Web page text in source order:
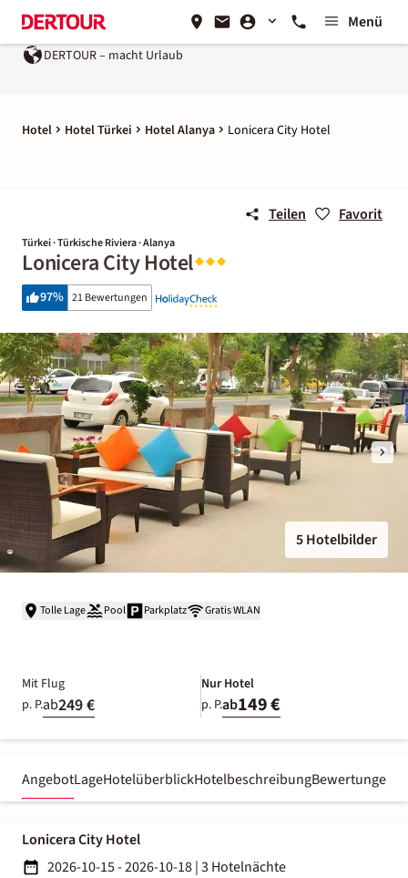
Menü
DERTOUR – macht Urlaub
Hotel Hotel Türkei Hotel Alanya Lonicera City Hotel
Teilen Favorit
Türkei · Türkische Riviera · Alanya
Lonicera City Hotel
97% 21 Bewertungen
5 Hotelbilder
Tolle Lage Pool Parkplatz Gratis WLAN
Mit Flug
p. P.ab249 €
Nur Hotel
p. P.ab149 €
AngebotLageHotelüberblickHotelbeschreibungBewertungen
Lonicera City Hotel
2026-10-15 - 2026-10-18|3 Hotelnächte